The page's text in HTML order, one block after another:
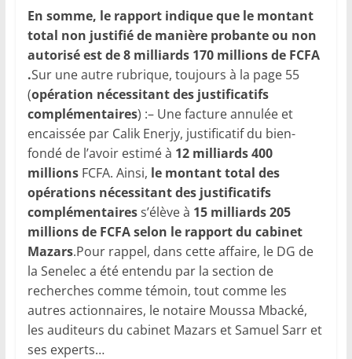
En somme, le rapport indique que le montant
total non justifié de manière probante ou non
autorisé est de 8 milliards 170 millions de FCFA
.Sur une autre rubrique, toujours à la page 55
(opération nécessitant des justificatifs
complémentaires) :– Une facture annulée et
encaissée par Calik Enerjy, justificatif du bien-
fondé de l’avoir estimé à 12 milliards 400
millionsFCFA. Ainsi, le montant total des
opérations nécessitant des justificatifs
complémentairess’élève à 15 milliards 205
millions de FCFA selon le rapport du cabinet
Mazars.Pour rappel, dans cette affaire, le DG de
la Senelec a été entendu par la section de
recherches comme témoin, tout comme les
autres actionnaires, le notaire Moussa Mbacké,
les auditeurs du cabinet Mazars et Samuel Sarr et
ses experts…